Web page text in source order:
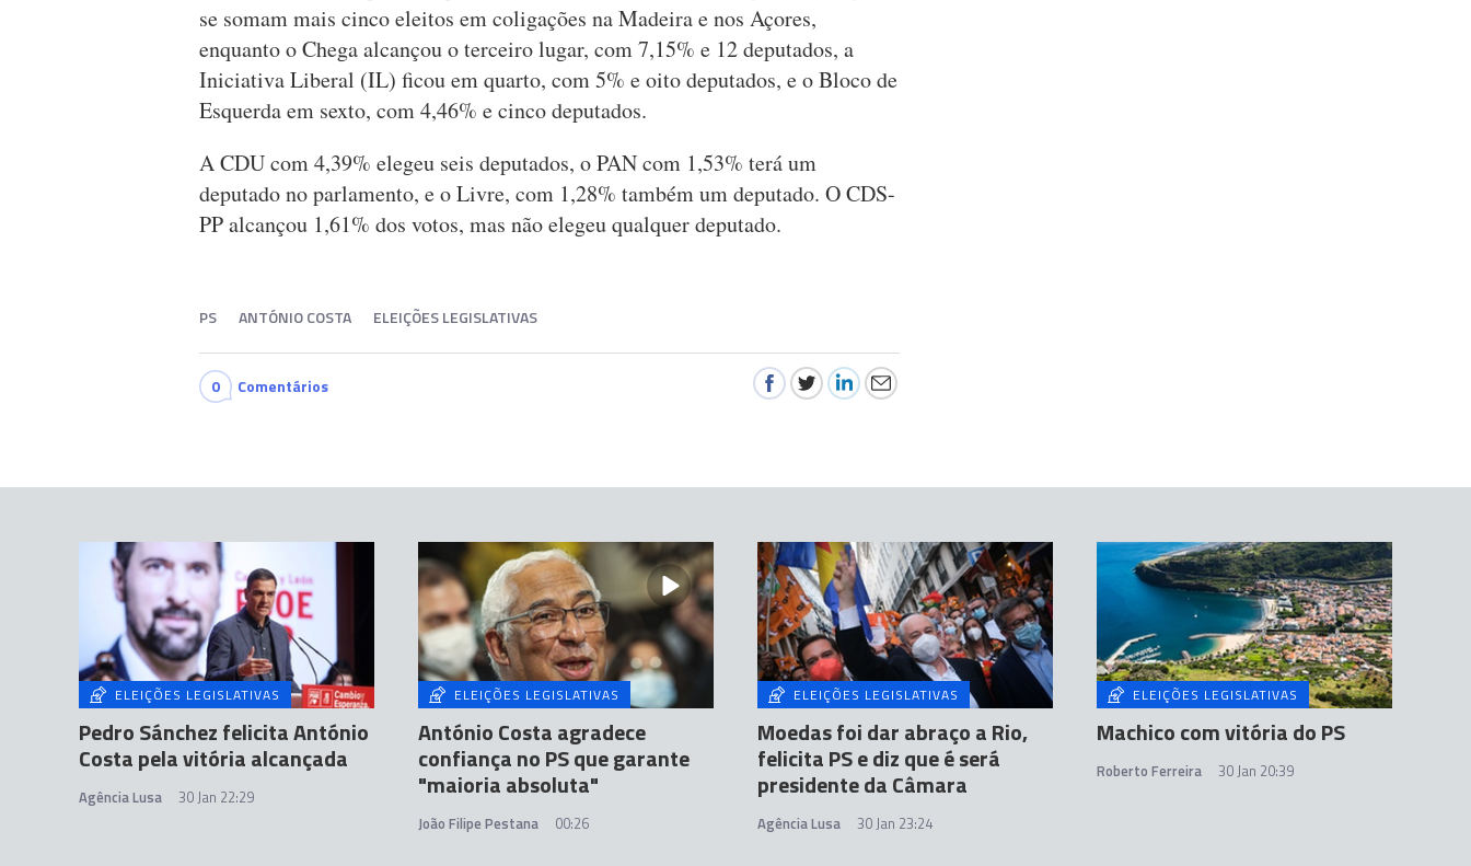
se somam mais cinco eleitos em coligações na Madeira e nos Açores,
enquanto o Chega alcançou o terceiro lugar, com 7,15% e 12 deputados, a
Iniciativa Liberal (IL) ficou em quarto, com 5% e oito deputados, e o Bloco de
Esquerda em sexto, com 4,46% e cinco deputados.
A CDU com 4,39% elegeu seis deputados, o PAN com 1,53% terá um
deputado no parlamento, e o Livre, com 1,28% também um deputado. O CDS-
PP alcançou 1,61% dos votos, mas não elegeu qualquer deputado.
PS ANTÓNIO COSTA ELEIÇÕES LEGISLATIVAS
0 Comentários
ELEIÇÕES LEGISLATIVAS
Pedro Sánchez felicita António
Costa pela vitória alcançada
Agência Lusa 30 Jan 22:29
ELEIÇÕES LEGISLATIVAS
António Costa agradece
confiança no PS que garante
"maioria absoluta"
João Filipe Pestana 00:26
ELEIÇÕES LEGISLATIVAS
Moedas foi dar abraço a Rio,
felicita PS e diz que é será
presidente da Câmara
Agência Lusa 30 Jan 23:24
ELEIÇÕES LEGISLATIVAS
Machico com vitória do PS
Roberto Ferreira 30 Jan 20:39